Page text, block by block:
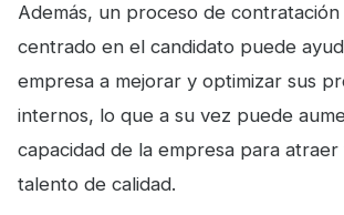
Además, un proceso de
centrado en el candidato puede
empresa a mejorar y optimizar sus
internos, lo que a su vez puede
capacidad de la empresa para
talento de calidad.